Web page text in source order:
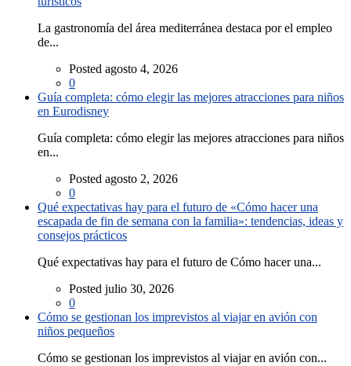
La gastronomía del área mediterránea destaca por el empleo
de...
Posted agosto 4, 2026
0
Guía completa: cómo elegir las mejores atracciones para niños
en Eurodisney
Guía completa: cómo elegir las mejores atracciones para niños
en...
Posted agosto 2, 2026
0
Qué expectativas hay para el futuro de «Cómo hacer una
escapada de fin de semana con la familia»: tendencias, ideas y
consejos prácticos
Qué expectativas hay para el futuro de Cómo hacer una...
Posted julio 30, 2026
0
Cómo se gestionan los imprevistos al viajar en avión con
niños pequeños
Cómo se gestionan los imprevistos al viajar en avión con...